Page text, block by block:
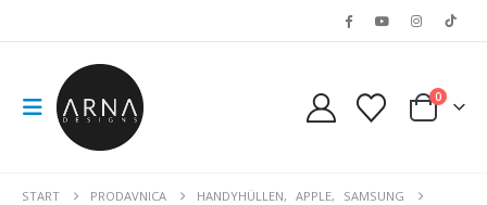
0
START PRODAVNICA HANDYHÜLLEN, APPLE,
SAMSUNG